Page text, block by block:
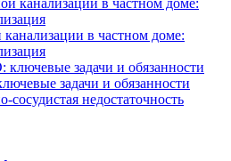
в частном доме:
задачи и обязанности
недостаточность